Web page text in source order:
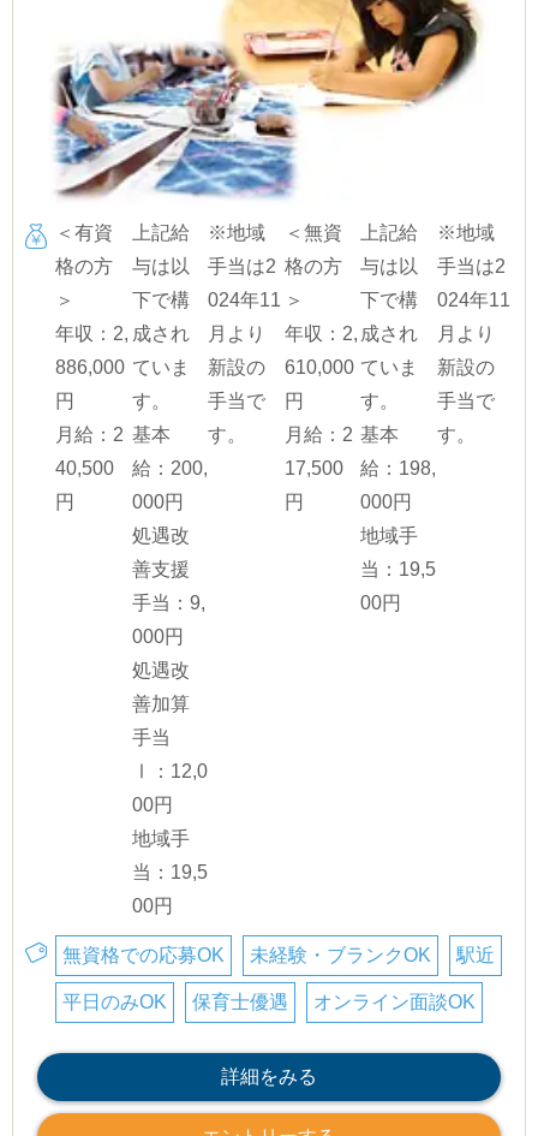
＜有資
格の方
＞
年収：2,
886,000
円
月給：2
40,500
円
上記給
与は以
下で構
成され
ていま
す。
基本
給：200,
000円
処遇改
善支援
手当：9,
000円
処遇改
善加算
手当
Ⅰ：12,0
00円
地域手
当：19,5
00円
※地域
手当は2
024年11
月より
新設の
手当で
す。
＜無資
格の方
＞
年収：2,
610,000
円
月給：2
17,500
円
上記給
与は以
下で構
成され
ていま
す。
基本
給：198,
000円
地域手
当：19,5
00円
※地域
手当は2
024年11
月より
新設の
手当で
す。
無資格での応募OK 未経験・ブランクOK 駅近
平日のみOK 保育士優遇 オンライン面談OK
詳細をみる